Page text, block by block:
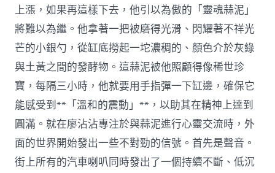
上漲，如果再這樣下去，他引以為傲的「靈魂蒜泥」
將難以為繼。他拿著一把被磨得光滑、閃耀著不祥光
芒的小銀勺，從缸底撈起一坨濃稠的、顏色介於灰綠
與土黃之間的發酵物。這蒜泥被他照顧得像稀世珍
寶，每隔三小時，他就要用手指彈一下缸邊，確保它
能感受到**「溫和的震動」**，以助其在精神上達到
圓滿。就在廖沾沾專注於與蒜泥進行心靈交流時，外
面的世界開始發出一些不對勁的信號。首先是聲音。
街上所有的汽車喇叭同時發出了一個持續不斷、低沉